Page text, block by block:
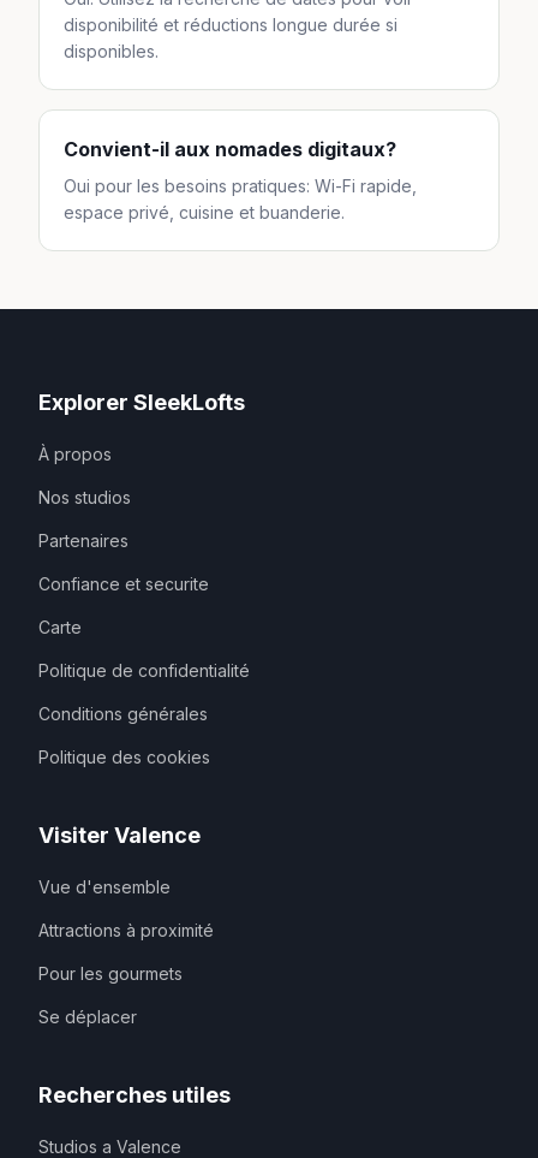
disponibilité et réductions longue durée si
disponibles.
Convient-il aux nomades digitaux?
Oui pour les besoins pratiques: Wi-Fi rapide,
espace privé, cuisine et buanderie.
Explorer SleekLofts
À propos
Nos studios
Partenaires
Confiance et securite
Carte
Politique de confidentialité
Conditions générales
Politique des cookies
Visiter Valence
Vue d'ensemble
Attractions à proximité
Pour les gourmets
Se déplacer
Recherches utiles
Studios a Valence